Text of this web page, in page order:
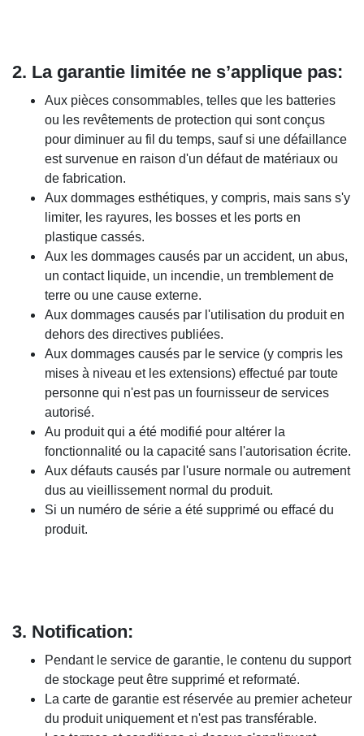
2. La garantie limitée ne s’applique pas:
Aux pièces consommables, telles que les batteries
ou les revêtements de protection qui sont conçus
pour diminuer au fil du temps, sauf si une défaillance
est survenue en raison d'un défaut de matériaux ou
de fabrication.
Aux dommages esthétiques, y compris, mais sans s'y
limiter, les rayures, les bosses et les ports en
plastique cassés.
Aux les dommages causés par un accident, un abus,
un contact liquide, un incendie, un tremblement de
terre ou une cause externe.
Aux dommages causés par l'utilisation du produit en
dehors des directives publiées.
Aux dommages causés par le service (y compris les
mises à niveau et les extensions) effectué par toute
personne qui n'est pas un fournisseur de services
autorisé.
Au produit qui a été modifié pour altérer la
fonctionnalité ou la capacité sans l'autorisation écrite.
Aux défauts causés par l'usure normale ou autrement
dus au vieillissement normal du produit.
Si un numéro de série a été supprimé ou effacé du
produit.
3. Notification:
Pendant le service de garantie, le contenu du support
de stockage peut être supprimé et reformaté.
La carte de garantie est réservée au premier acheteur
du produit uniquement et n'est pas transférable.